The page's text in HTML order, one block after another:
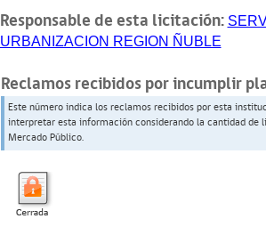
Responsable de esta licitación:
URBANIZACION REGION ÑUBLE
Reclamos recibidos por incumplir
Este número indica los reclamos recibidos por esta
interpretar esta información considerando la cantidad
Mercado Público.